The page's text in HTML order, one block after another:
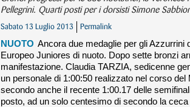
Pellegrini. Quarti posti per i dorsisti Simone
Sabato 13 Luglio 2013 Permalink
NUOTO Ancora due medaglie per gli Azzurrini
Europeo Juniores di nuoto. Dopo sette bronzi
manifestazione. Claudia TARZIA, sedicenne
un personale di 1:00:50 realizzato nel corso
secondo anche il recente 1:00.17 delle
posto, ad un solo centesimo di secondo la